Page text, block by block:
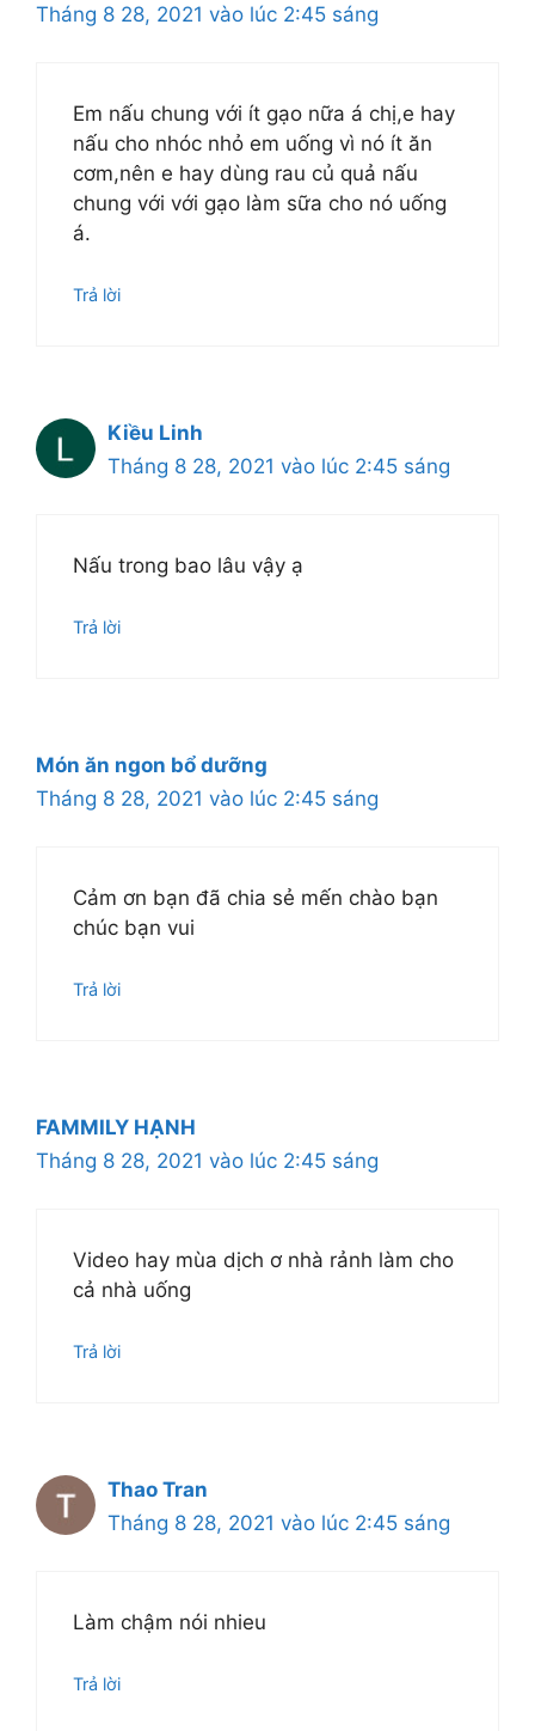
Tháng 8 28, 2021 vào lúc 2:45 sáng
Em nấu chung với ít gạo nữa á chị,e hay
nấu cho nhóc nhỏ em uống vì nó ít ăn
cơm,nên e hay dùng rau củ quả nấu
chung với với gạo làm sữa cho nó uống
á.
Trả lời
Kiều Linh
Tháng 8 28, 2021 vào lúc 2:45 sáng
Nấu trong bao lâu vậy ạ
Trả lời
Món ăn ngon bổ dưỡng
Tháng 8 28, 2021 vào lúc 2:45 sáng
Cảm ơn bạn đã chia sẻ mến chào bạn
chúc bạn vui
Trả lời
FAMMILY HẠNH
Tháng 8 28, 2021 vào lúc 2:45 sáng
Video hay mùa dịch ơ nhà rảnh làm cho
cả nhà uống
Trả lời
Thao Tran
Tháng 8 28, 2021 vào lúc 2:45 sáng
Làm chậm nói nhieu
Trả lời